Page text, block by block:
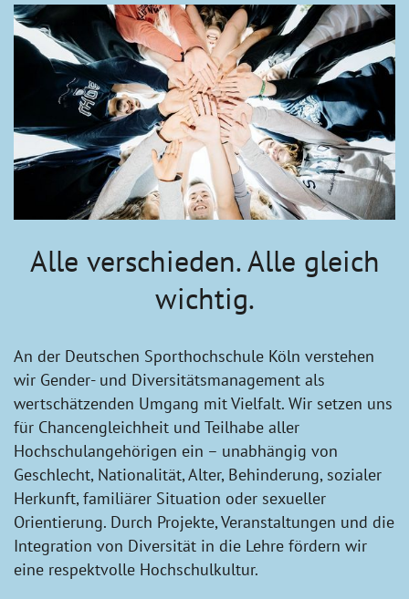
Alle verschieden. Alle gleich
wichtig.
An der Deutschen Sporthochschule Köln verstehen
wir Gender- und Diversitätsmanagement als
wertschätzenden Umgang mit Vielfalt. Wir setzen uns
für Chancengleichheit und Teilhabe aller
Hochschulangehörigen ein – unabhängig von
Geschlecht, Nationalität, Alter, Behinderung, sozialer
Herkunft, familiärer Situation oder sexueller
Orientierung. Durch Projekte, Veranstaltungen und die
Integration von Diversität in die Lehre fördern wir
eine respektvolle Hochschulkultur.